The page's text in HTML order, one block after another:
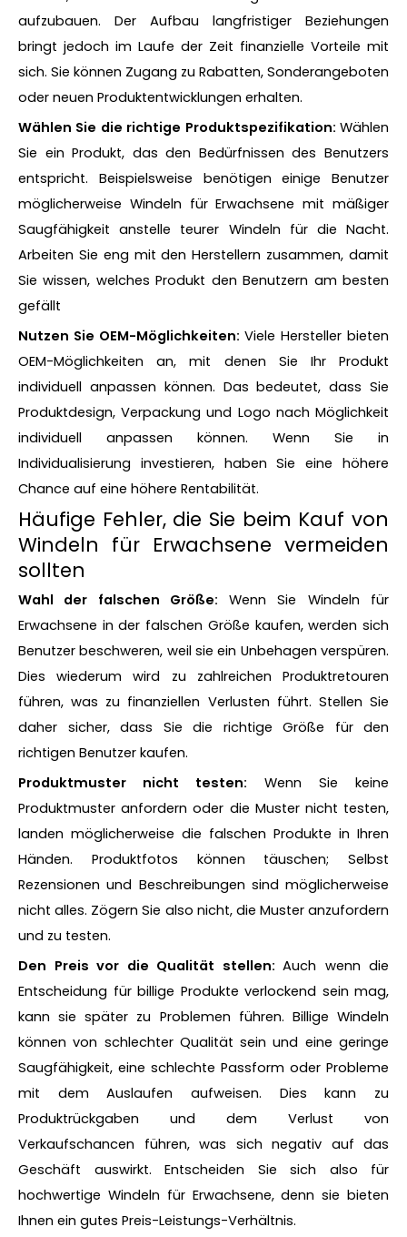
aufzubauen. Der Aufbau langfristiger Beziehungen
bringt jedoch im Laufe der Zeit finanzielle Vorteile mit
sich. Sie können Zugang zu Rabatten, Sonderangeboten
oder neuen Produktentwicklungen erhalten.
Wählen Sie die richtige Produktspezifikation: Wählen
Sie ein Produkt, das den Bedürfnissen des Benutzers
entspricht. Beispielsweise benötigen einige Benutzer
möglicherweise Windeln für Erwachsene mit mäßiger
Saugfähigkeit anstelle teurer Windeln für die Nacht.
Arbeiten Sie eng mit den Herstellern zusammen, damit
Sie wissen, welches Produkt den Benutzern am besten
gefällt
Nutzen Sie OEM-Möglichkeiten: Viele Hersteller bieten
OEM-Möglichkeiten an, mit denen Sie Ihr Produkt
individuell anpassen können. Das bedeutet, dass Sie
Produktdesign, Verpackung und Logo nach Möglichkeit
individuell anpassen können. Wenn Sie in
Individualisierung investieren, haben Sie eine höhere
Chance auf eine höhere Rentabilität.
Häufige Fehler, die Sie beim Kauf von
Windeln für Erwachsene vermeiden
sollten
Wahl der falschen Größe: Wenn Sie Windeln für
Erwachsene in der falschen Größe kaufen, werden sich
Benutzer beschweren, weil sie ein Unbehagen verspüren.
Dies wiederum wird zu zahlreichen Produktretouren
führen, was zu finanziellen Verlusten führt. Stellen Sie
daher sicher, dass Sie die richtige Größe für den
richtigen Benutzer kaufen.
Produktmuster nicht testen: Wenn Sie keine
Produktmuster anfordern oder die Muster nicht testen,
landen möglicherweise die falschen Produkte in Ihren
Händen. Produktfotos können täuschen; Selbst
Rezensionen und Beschreibungen sind möglicherweise
nicht alles. Zögern Sie also nicht, die Muster anzufordern
und zu testen.
Den Preis vor die Qualität stellen: Auch wenn die
Entscheidung für billige Produkte verlockend sein mag,
kann sie später zu Problemen führen. Billige Windeln
können von schlechter Qualität sein und eine geringe
Saugfähigkeit, eine schlechte Passform oder Probleme
mit dem Auslaufen aufweisen. Dies kann zu
Produktrückgaben und dem Verlust von
Verkaufschancen führen, was sich negativ auf das
Geschäft auswirkt. Entscheiden Sie sich also für
hochwertige Windeln für Erwachsene, denn sie bieten
Ihnen ein gutes Preis-Leistungs-Verhältnis.